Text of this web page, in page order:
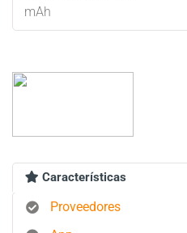
mAh
Características
Proveedores